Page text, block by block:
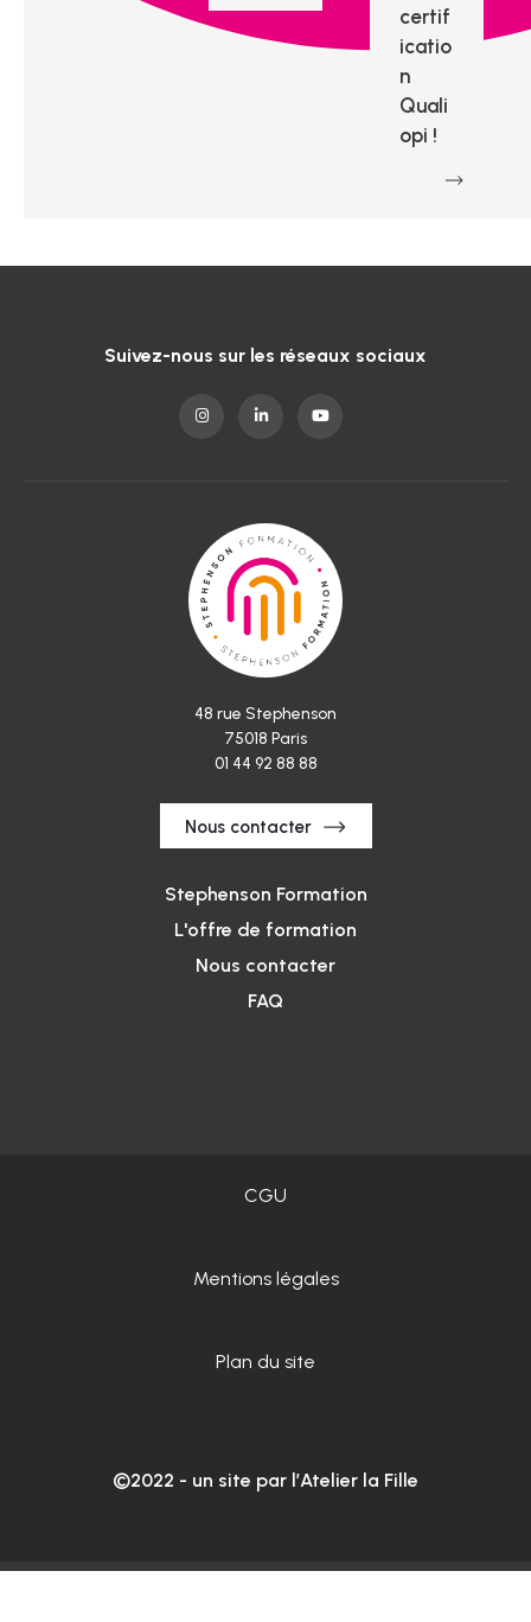
certif
icatio
n
Quali
opi !
Suivez-nous sur les réseaux sociaux
48 rue Stephenson
75018 Paris
01 44 92 88 88
Nous contacter
Stephenson Formation
L'offre de formation
Nous contacter
FAQ
CGU
Mentions légales
Plan du site
©2022 - un site par l’Atelier la Fille